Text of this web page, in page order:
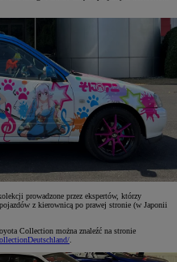
prowadzone przez ekspertów, którzy
z kierownicą po prawej stronie (w Japonii
Collection można znaleźć na stronie